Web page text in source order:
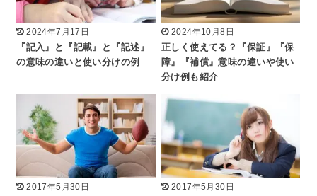
2024年7月17日
『記入』と『記載』と『記述』
の意味の違いと使い分けの例
2024年10月8日
正しく使えてる？『保証』『保
障』『補償』意味の違いや使い
分け例も紹介
2017年5月30日
2017年5月30日